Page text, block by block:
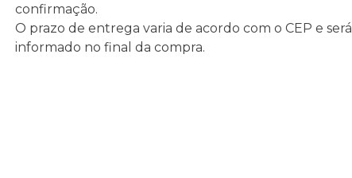
confirmação.
O prazo de entrega varia de acordo com o CEP e será
informado no final da compra.